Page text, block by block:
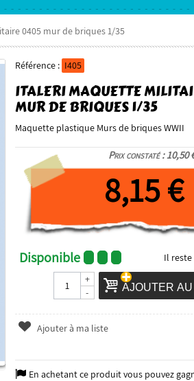
0405 mur de briques 1/35
Référence : I405
ITALERI MAQUETTE
MUR DE BRIQUES 1/35
Maquette plastique Murs de briques WWII
Prix constaté : 10,50
8,15 €
Disponible Il reste
-
+
AJOUTER
Ajouter à ma liste
En achetant ce produit vous pouvez